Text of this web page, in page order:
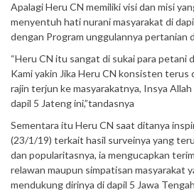
Apalagi Heru CN memiliki visi dan misi
menyentuh hati nurani masyarakat di
dengan Program unggulannya pertanian
“Heru CN itu sangat di sukai para petani
Kami yakin Jika Heru CN konsisten terus
rajin terjun ke masyarakatnya, Insya
dapil 5 Jateng ini,”tandasnya
Sementara itu Heru CN saat ditanya
(23/1/19) terkait hasil surveinya yang
dan popularitasnya, ia mengucapkan
relawan maupun simpatisan masyarakat
mendukung dirinya di dapil 5 Jawa